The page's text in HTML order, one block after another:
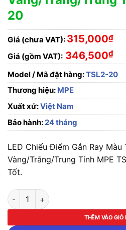
20
Giá (chưa VAT): 315,000₫
Giá (gồm VAT): 346,500₫
Model / Mã đặt hàng:TSL2-20
Thương hiệu: MPE
Xuất xứ:Việt Nam
Bảo hành:24 tháng
LED Chiếu Điểm Gắn Ray Màu
Vàng/Trắng/Trung Tính MPE
Tốt.
LED Chiếu Điểm Gắn Ray Màu
THÊM VÀO GIỎ